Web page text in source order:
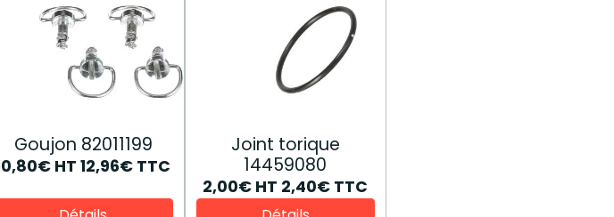
Goujon 82011199
HT 12,96€ TTC
Joint torique
14459080
2,00€ HT 2,40€ TTC